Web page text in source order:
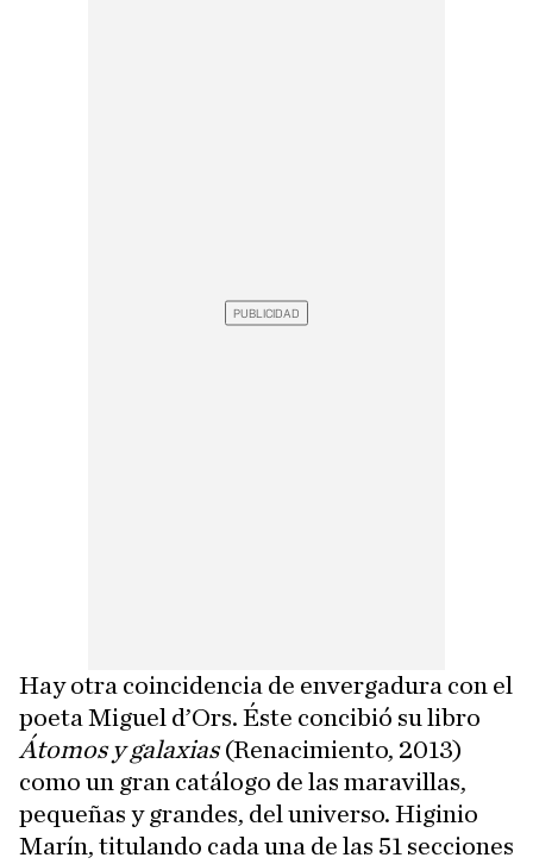
Hay otra coincidencia de envergadura con el
poeta Miguel d’Ors. Éste concibió su libro
Átomos y galaxias(Renacimiento, 2013)
como un gran catálogo de las maravillas,
pequeñas y grandes, del universo. Higinio
Marín, titulando cada una de las 51 secciones